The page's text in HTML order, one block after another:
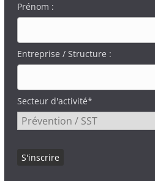
Prénom :
Entreprise / Structure :
Secteur d'activité*